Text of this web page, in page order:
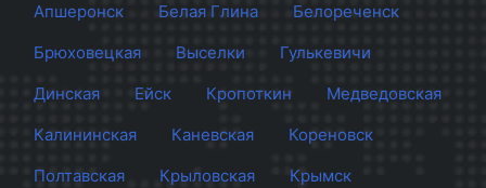
Апшеронск
Белая Глина
Белореченск
Брюховецкая
Выселки
Гулькевичи
Динская
Ейск Кропоткин
Медведовская
Калининская
Каневская
Кореновск
Полтавская
Крыловская
Крымск